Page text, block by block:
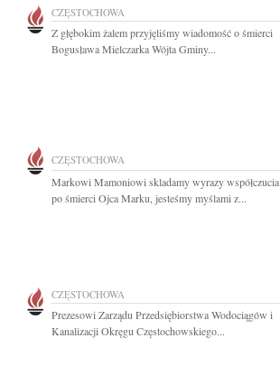
CZĘSTOCHOWA
Z głębokim żalem przyjęliśmy wiadomość o śmierci
Bogusława Mielczarka Wójta Gminy...
CZĘSTOCHOWA
Markowi Mamoniowi skladamy wyrazy współczucia
po śmierci Ojca Marku, jesteśmy myślami z...
CZĘSTOCHOWA
Prezesowi Zarządu Przedsiębiorstwa Wodociągów i
Kanalizacji Okręgu Częstochowskiego...